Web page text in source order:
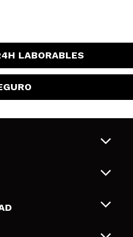
LABORABLES
uso